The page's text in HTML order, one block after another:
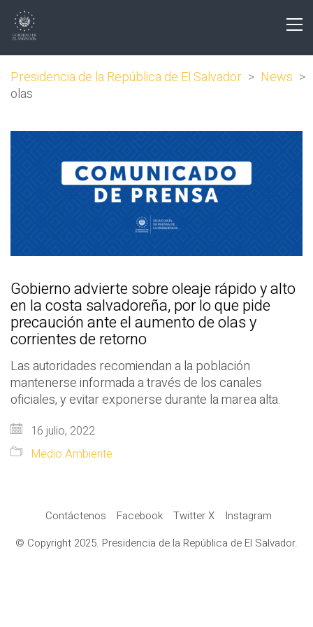
Presidencia de la República de El Salvador > News >
olas
Gobierno advierte sobre oleaje rápido y alto
en la costa salvadoreña, por lo que pide
precaución ante el aumento de olas y
corrientes de retorno
Las autoridades recomiendan a la población
mantenerse informada a través de los canales
oficiales, y evitar exponerse durante la marea alta.
16 julio, 2022
Medio Ambiente
Contáctenos Facebook Twitter X
Instagram
© Copyright 2025. Presidencia de la República de El Salvador.